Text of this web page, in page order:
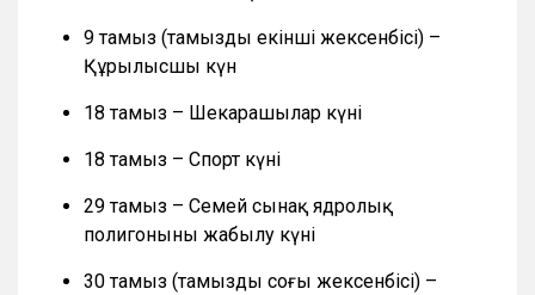
9 тамыз (тамыздың екінші жексенбісі) –
Құрылысшы күн
18 тамыз – Шекарашылар күні
18 тамыз – Спорт күні
29 тамыз – Семей сынақ ядролық
полигонының жабылу күні
30 тамыз (тамыздың соңғы жексенбісі) –